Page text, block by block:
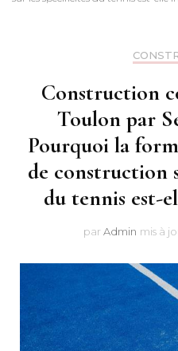
Construction
Toulon par
Pourquoi la
de construction
du tennis est-
par Admin mis à